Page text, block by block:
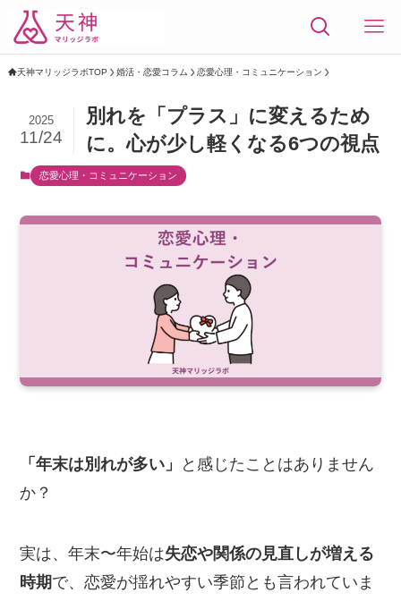
天神マリッジラボTOP 婚活・恋愛コラム 恋愛心理・コミュニケーション
別れを「プラス」に変えるため
に。心が少し軽くなる6つの視点
2025
11/24
恋愛心理・コミュニケーション
「年末は別れが多い」
と感じたことはありません
か？
実は、年末〜年始は失恋や関係の見直しが増える
時期で、恋愛が揺れやすい季節とも言われていま